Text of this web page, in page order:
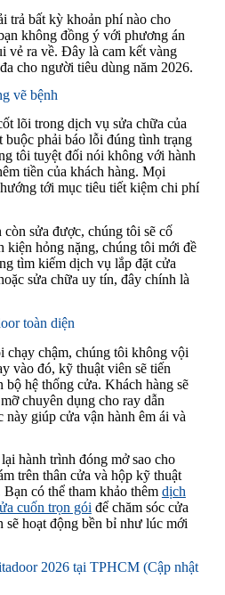
trả bất kỳ khoản phí nào cho
không đồng ý với phương án
vẻ ra về. Đây là cam kết vàng
cho người tiêu dùng năm 2026.
vẽ bệnh
lõi trong dịch vụ sửa chữa của
phải báo lỗi đúng tình trạng
tôi tuyệt đối nói không với hành
tiền của khách hàng. Mọi
tới mục tiêu tiết kiệm chi phí
sửa được, chúng tôi sẽ cố
kiện hỏng nặng, chúng tôi mới đề
tìm kiếm dịch vụ lắp đặt cửa
sửa chữa uy tín, đây chính là
toàn diện
chạy chậm, chúng tôi không vội
vào đó, kỹ thuật viên sẽ tiến
bộ hệ thống cửa. Khách hàng sẽ
chuyên dụng cho ray dẫn
giúp cửa vận hành êm ái và
hành trình đóng mở sao cho
trên thân cửa và hộp kỹ thuật
có thể tham khảo thêm dịch
cuốn trọn góiđể chăm sóc cửa
sẽ hoạt động bền bỉ như lúc mới
2026 tại TPHCM (Cập nhật